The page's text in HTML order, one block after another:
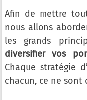
Afin de mettre
nous allons
les grands
diversifier vos
Chaque stratégie
chacun, ce ne sont